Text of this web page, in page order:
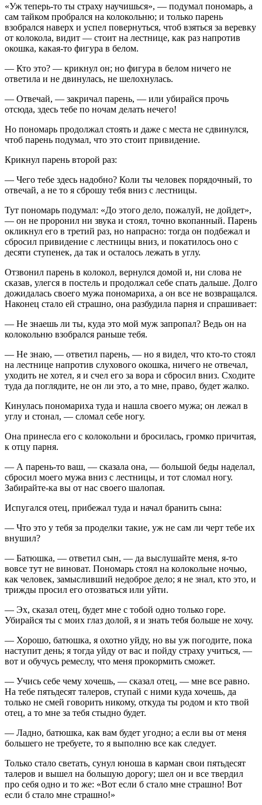
«Уж теперь-то ты страху научишься», — подумал пономарь, а
сам тайком пробрался на колокольню; и только парень
взобрался наверх и успел повернуться, чтоб взяться за веревку
от колокола, видит — стоит на лестнице, как раз напротив
окошка, какая-то фигура в белом.
— Кто это? — крикнул он; но фигура в белом ничего не
ответила и не двинулась, не шелохнулась.
— Отвечай, — закричал парень, — или убирайся прочь
отсюда, здесь тебе по ночам делать нечего!
Но пономарь продолжал стоять и даже с места не сдвинулся,
чтоб парень подумал, что это стоит привидение.
Крикнул парень второй раз:
— Чего тебе здесь надобно? Коли ты человек порядочный, то
отвечай, а не то я сброшу тебя вниз с лестницы.
Тут пономарь подумал: «До этого дело, пожалуй, не дойдет»,
— он не проронил ни звука и стоял, точно вкопанный. Парень
окликнул его в третий раз, но напрасно: тогда он подбежал и
сбросил привидение с лестницы вниз, и покатилось оно с
десяти ступенек, да так и осталось лежать в углу.
Отзвонил парень в колокол, вернулся домой и, ни слова не
сказав, улегся в постель и продолжал себе спать дальше. Долго
дожидалась своего мужа пономариха, а он все не возвращался.
Наконец стало ей страшно, она разбудила парня и спрашивает:
— Не знаешь ли ты, куда это мой муж запропал? Ведь он на
колокольню взобрался раньше тебя.
— Не знаю, — ответил парень, — но я видел, что кто-то стоял
на лестнице напротив слухового окошка, ничего не отвечал,
уходить не хотел, я и счел его за вора и сбросил вниз. Сходите
туда да поглядите, не он ли это, а то мне, право, будет жалко.
Кинулась пономариха туда и нашла своего мужа; он лежал в
углу и стонал, — сломал себе ногу.
Она принесла его с колокольни и бросилась, громко причитая,
к отцу парня.
— А парень-то ваш, — сказала она, — большой беды наделал,
сбросил моего мужа вниз с лестницы, и тот сломал ногу.
Забирайте-ка вы от нас своего шалопая.
Испугался отец, прибежал туда и начал бранить сына:
— Что это у тебя за проделки такие, уж не сам ли черт тебе их
внушил?
— Батюшка, — ответил сын, — да выслушайте меня, я-то
вовсе тут не виноват. Пономарь стоял на колокольне ночью,
как человек, замысливший недоброе дело; я не знал, кто это, и
трижды просил его отозваться или уйти.
— Эх, сказал отец, будет мне с тобой одно только горе.
Убирайся ты с моих глаз долой, я и знать тебя больше не хочу.
— Хорошо, батюшка, я охотно уйду, но вы уж погодите, пока
наступит день; я тогда уйду от вас и пойду страху учиться, —
вот и обучусь ремеслу, что меня прокормить сможет.
— Учись себе чему хочешь, — сказал отец, — мне все равно.
На тебе пятьдесят талеров, ступай с ними куда хочешь, да
только не смей говорить никому, откуда ты родом и кто твой
отец, а то мне за тебя стыдно будет.
— Ладно, батюшка, как вам будет угодно; а если вы от меня
большего не требуете, то я выполню все как следует.
Только стало светать, сунул юноша в карман свои пятьдесят
талеров и вышел на большую дорогу; шел он и все твердил
про себя одно и то же: «Вот если б стало мне страшно! Вот
если б стало мне страшно!»